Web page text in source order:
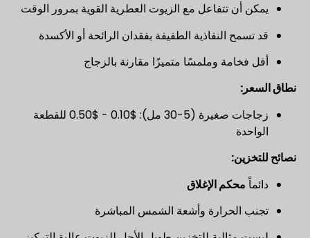
يمكن أن تتفاعل مع الزيوت العطرية القوية بمرور الوقت
قد تسمح النفاذية الطفيفة بفقدان الرائحة أو الأكسدة
أقل فخامة وملمسًا متميزًا مقارنة بالزجاج
نطاق السعر:
زجاجات صغيرة (5-30 مل): $0.10 - $0.50 للقطعة
الواحدة
نصائح للتخزين:
دائماًمحكم الإغلاق
تجنب الحرارة وأشعة الشمس المباشرة